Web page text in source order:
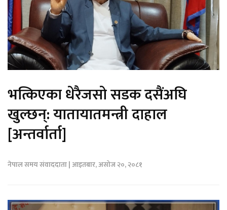
भत्किएका धेरैजसो सडक दसैंअघि
खुल्छन्: यातायातमन्त्री दाहाल
[अन्तर्वार्ता]
नेपाल समय संवाददाता | आइतबार, असोज २०, २०८१